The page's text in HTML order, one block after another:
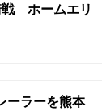
戦 ホームエリ
ーラーを熊本